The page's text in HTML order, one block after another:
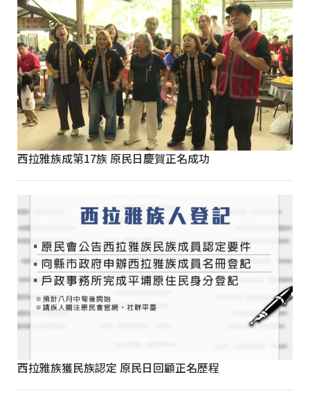
西拉雅族成第17族 原民日慶賀正名成功
西拉雅族獲民族認定 原民日回顧正名歷程